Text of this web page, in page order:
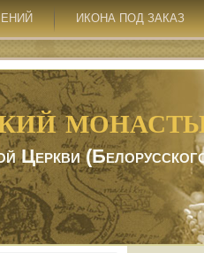
ИКОНА ПОД ЗАКАЗ
Церкви